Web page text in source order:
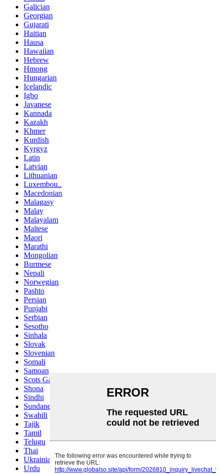
Galician
Georgian
Gujarati
Haitian
Hausa
Hawaiian
Hebrew
Hmong
Hungarian
Icelandic
Igbo
Javanese
Kannada
Kazakh
Khmer
Kurdish
Kyrgyz
Latin
Latvian
Lithuanian
Luxembou..
Macedonian
Malagasy
Malay
Malayalam
Maltese
Maori
Marathi
Mongolian
Burmese
Nepali
Norwegian
Pashto
Persian
Punjabi
Serbian
Sesotho
Sinhala
Slovak
Slovenian
Somali
Samoan
Scots Gaelic
Shona
Sindhi
Sundanese
Swahili
Tajik
Tamil
Telugu
Thai
Ukrainian
Urdu